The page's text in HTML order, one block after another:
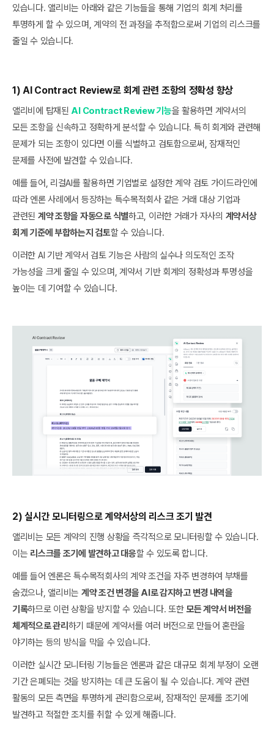
있습니다. 앨리비는 아래와 같은 기능들을 통해 기업의 회계 처리를
투명하게 할 수 있으며, 계약의 전 과정을 추적함으로써 기업의 리스크를
줄일 수 있습니다.
1) AI Contract Review로 회계 관련 조항의 정확성 향상
앨리비에 탑재된 AI Contract Review 기능을 활용하면 계약서의
모든 조항을 신속하고 정확하게 분석할 수 있습니다. 특히 회계와 관련해
문제가 되는 조항이 있다면 이를 식별하고 검토함으로써, 잠재적인
문제를 사전에 발견할 수 있습니다.
예를 들어, 리걸AI를 활용하면 기업별로 설정한 계약 검토 가이드라인에
따라 엔론 사례에서 등장하는 특수목적회사 같은 거래 대상 기업과
관련된 계약 조항을 자동으로 식별하고, 이러한 거래가 자사의 계약서상
회계 기준에 부합하는지 검토할 수 있습니다.
이러한 AI 기반 계약서 검토 기능은 사람의 실수나 의도적인 조작
가능성을 크게 줄일 수 있으며, 계약서 기반 회계의 정확성과 투명성을
높이는 데 기여할 수 있습니다.
2) 실시간 모니터링으로 계약서상의 리스크 조기 발견
앨리비는 모든 계약의 진행 상황을 즉각적으로 모니터링할 수 있습니다.
이는 리스크를 조기에 발견하고 대응할 수 있도록 합니다.
예를 들어 엔론은 특수목적회사의 계약 조건을 자주 변경하여 부채를
숨겼으나, 앨리비는 계약 조건 변경을 AI로 감지하고 변경 내역을
기록하므로 이런 상황을 방지할 수 있습니다. 또한 모든 계약서 버전을
체계적으로 관리 하기 때문에 계약서를 여러 버전으로 만들어 혼란을
야기하는 등의 방식을 막을 수 있습니다.
이러한 실시간 모니터링 기능들은 엔론과 같은 대규모 회계 부정이 오랜
기간 은폐되는 것을 방지하는 데 큰 도움이 될 수 있습니다. 계약 관련
활동의 모든 측면을 투명하게 관리함으로써, 잠재적인 문제를 조기에
발견하고 적절한 조치를 취할 수 있게 해줍니다.